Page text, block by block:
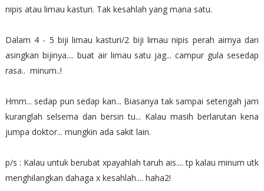
nipis atau limau kasturi. Tak kesahlah yang mana satu.
Dalam 4 - 5 biji limau kasturi/2 biji limau nipis perah airnya dan
asingkan bijinya.... buat air limau satu jag... campur gula sesedap
rasa.. minum..!
Hmm... sedap pun sedap kan... Biasanya tak sampai setengah jam
kuranglah selsema dan bersin tu... Kalau masih berlarutan kena
jumpa doktor... mungkin ada sakit lain.
p/s : Kalau untuk berubat xpayahlah taruh ais.... tp kalau minum utk
menghilangkan dahaga x kesahlah.... haha2!